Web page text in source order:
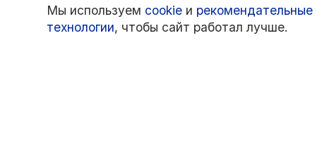
Мы используем cookie и рекомендательные
технологии, чтобы сайт работал лучше.